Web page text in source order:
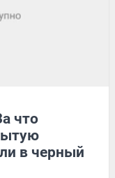
что
в черный